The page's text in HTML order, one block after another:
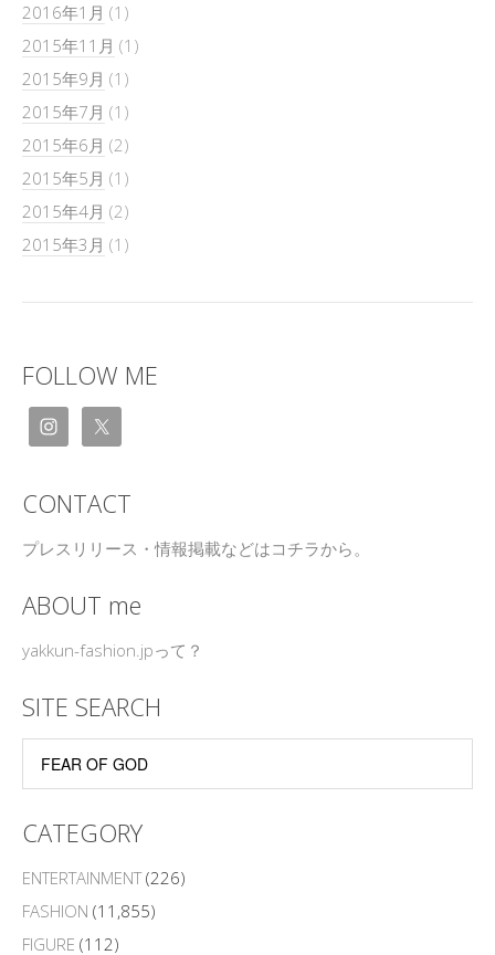
2016年1月 (1)
2015年11月 (1)
2015年9月 (1)
2015年7月 (1)
2015年6月 (2)
2015年5月 (1)
2015年4月 (2)
2015年3月 (1)
FOLLOW ME
CONTACT
プレスリリース・情報掲載などはコチラから。
ABOUT me
yakkun-fashion.jpって？
SITE SEARCH
CATEGORY
ENTERTAINMENT(226)
FASHION (11,855)
FIGURE (112)